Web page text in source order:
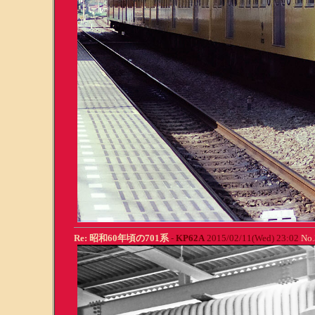
Re: 昭和60年頃の701系- KP62A2015/02/11(Wed) 23:02